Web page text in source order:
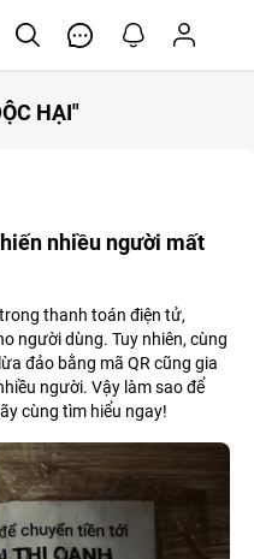
HẠI"
nhiều người mất
thanh toán điện tử,
người dùng. Tuy nhiên, cùng
đảo bằng mã QR cũng gia
người. Vậy làm sao để
cùng tìm hiểu ngay!